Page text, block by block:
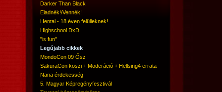
Darker Than Black
Eladnék!/Vennék!
Hentai - 18 éven felülieknek!
Highschool DxD
"is fun"
Legújabb cikkek
MondoCon 09 Ősz
SakuraCon köszi + Moderáció + Hellsing4 errata
Nana érdekesség
5. Magyar Képregényfesztivál